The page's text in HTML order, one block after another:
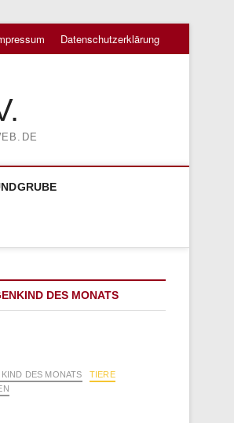
Datenschutzerklärung
DES MONATS
DES MONATS
TIERE